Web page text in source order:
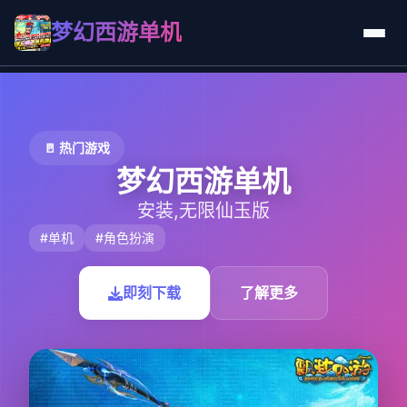
梦幻西游单机
🚪 热门游戏
梦幻西游单机
安装,无限仙玉版
#单机 #角色扮演
即刻下载 了解更多